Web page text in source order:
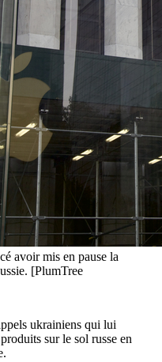
avoir mis en pause la
[PlumTree
ukrainiens qui lui
sur le sol russe en